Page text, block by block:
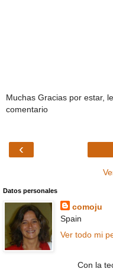
Muchas Gracias por estar,
comentario
‹
Datos personales
comoju
Spain
Ver todo mi
Con la